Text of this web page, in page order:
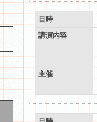
日時
講演内容
主催